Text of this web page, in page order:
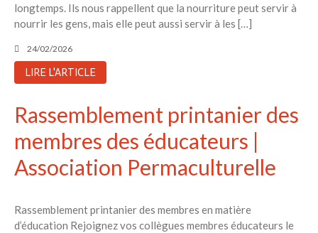
longtemps. Ils nous rappellent que la nourriture peut servir à
nourrir les gens, mais elle peut aussi servir à les […]
24/02/2026
LIRE L'ARTICLE
Rassemblement printanier des
membres des éducateurs |
Association Permaculturelle
Rassemblement printanier des membres en matière
d’éducation Rejoignez vos collègues membres éducateurs le